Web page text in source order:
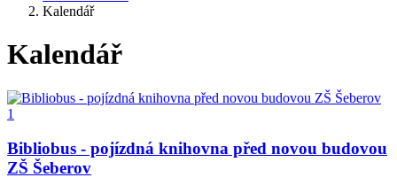
Kalendář
Kalendář
Bibliobus - pojízdná knihovna před novou budovou
ZŠ Šeberov